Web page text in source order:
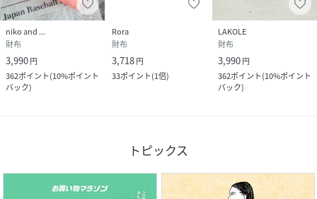
niko and ...
財布
3,990円
362ポイント(10%ポイント
バック)
Rora
財布
3,718円
33ポイント(1倍)
LAKOLE
財布
3,990円
362ポイント(10%ポイント
バック)
トピックス